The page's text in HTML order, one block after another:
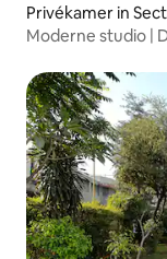
Privékamer in
Moderne studio |